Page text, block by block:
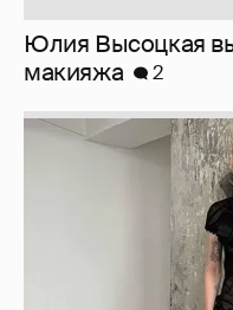
Журналистка